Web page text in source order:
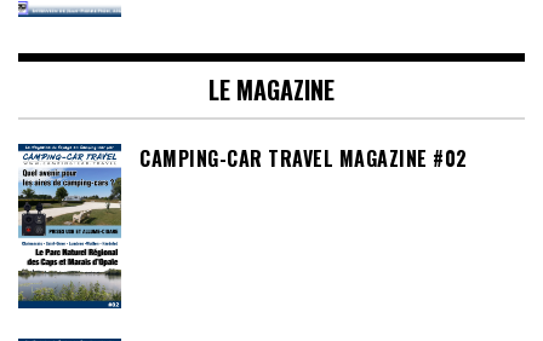
LE MAGAZINE
CAMPING-CAR TRAVEL MAGAZINE #02